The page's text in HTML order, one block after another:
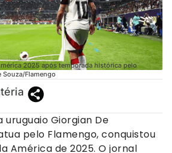
2025 após temporada histórica pelo
Souza/Flamengo
Giorgian De
pelo Flamengo, conquistou
América de 2025. O jornal